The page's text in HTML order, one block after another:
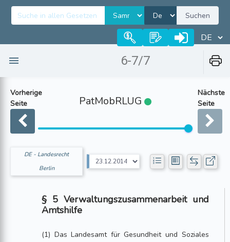
Suchen
6-7/7
Vorherige
Seite
PatMobRLUG
Nächste
Seite
DE - Landesrecht
Berlin
§ 5 Verwaltungszusammenarbeit und
Amtshilfe
(1) Das Landesamt für Gesundheit und Soziales